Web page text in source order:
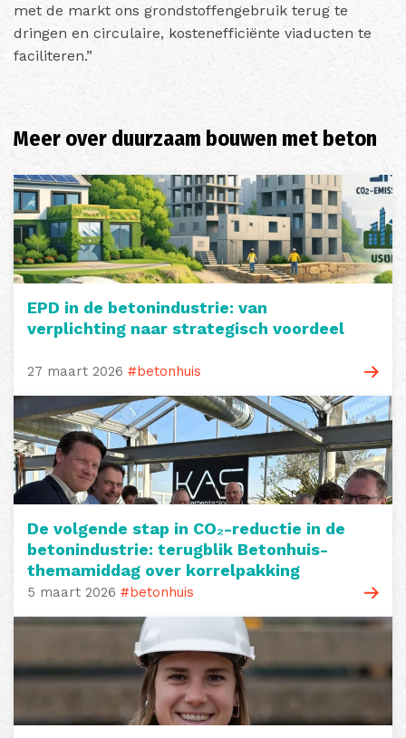
met de markt ons grondstoffengebruik terug te
dringen en circulaire, kostenefficiënte viaducten te
faciliteren.”
Meer over duurzaam bouwen met beton
EPD in de betonindustrie: van
verplichting naar strategisch voordeel
27 maart 2026 #betonhuis
De volgende stap in CO₂-reductie in de
betonindustrie: terugblik Betonhuis-
themamiddag over korrelpakking
5 maart 2026 #betonhuis